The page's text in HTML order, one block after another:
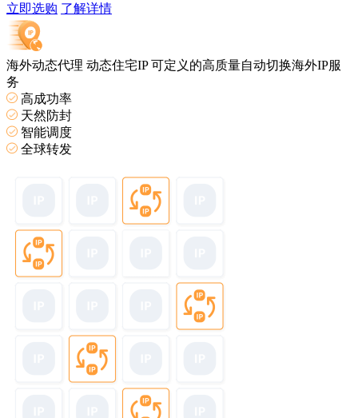
立即选购 了解详情
海外动态代理 动态住宅IP 可定义的高质量自动切换海外IP服
务
高成功率
天然防封
智能调度
全球转发